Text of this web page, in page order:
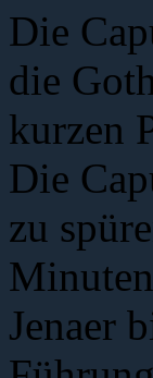
Die
die
kurzen
Die
zu
Jenaer